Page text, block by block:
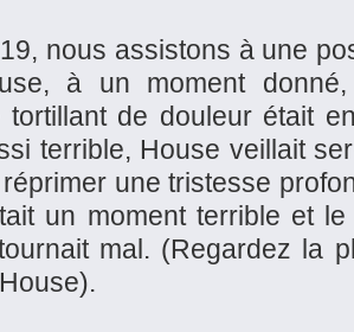
nous assistons à une
à un moment
tortillant de douleur était
terrible, House veillait
une tristesse
un moment terrible et
mal. (Regardez la